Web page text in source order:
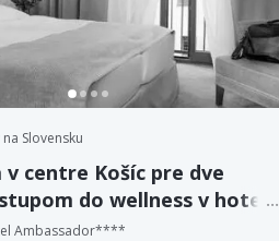
Slovensku
centre Košíc pre dve
do wellness v hoteli
Ambassador****